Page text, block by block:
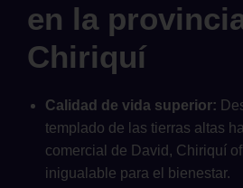
en la
Chiriquí
Calidad de vida superior:
templado de las tierras altas
comercial de David, Chiriquí
inigualable para el bienestar.